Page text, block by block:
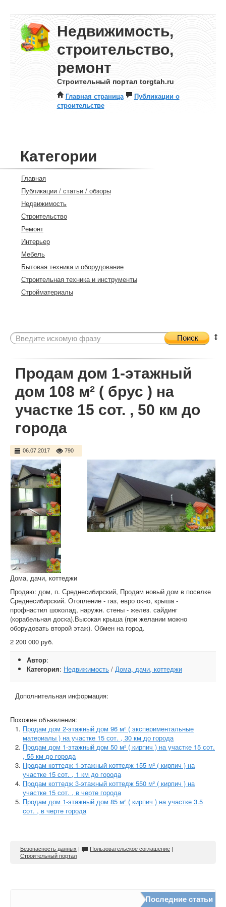
Недвижимость,
строительство,
ремонт
Строительный портал torgtah.ru
Главная страница
Публикации о
строительстве
Категории
Главная
Публикации / статьи / обзоры
Недвижимость
Строительство
Ремонт
Интерьер
Мебель
Бытовая техника и оборудование
Строительная техника и инструменты
Стройматериалы
Поиск
Продам дом 1-этажный
дом 108 м² ( брус ) на
участке 15 сот. , 50 км до
города
06.07.2017 790
Дома, дачи, коттеджи
Продаю: дом, п. Среднесибирский, Продам новый дом в поселке
Среднесибирский. Отопление - газ, евро окно, крыша -
профнастил шоколад, наружн. стены - желез. сайдинг
(корабельная доска).Высокая крыша (при желании можно
оборудовать второй этаж). Обмен на город.
2 200 000 руб.
Автор:
Категория: Недвижимость / Дома, дачи, коттеджи
Дополнительная информация:
Похожие объявления:
Продам дом 2-этажный дом 96 м² ( экспериментальные
материалы ) на участке 15 сот. , 30 км до города
Продам дом 1-этажный дом 50 м² ( кирпич ) на участке 15 сот.
, 55 км до города
Продам коттедж 1-этажный коттедж 155 м² ( кирпич ) на
участке 15 сот. , 1 км до города
Продам коттедж 3-этажный коттедж 550 м² ( кирпич ) на
участке 15 сот. , в черте города
Продам дом 1-этажный дом 85 м² ( кирпич ) на участке 3.5
сот. , в черте города
Безопасность данных | Пользовательское соглашение |
Строительный портал
Последние статьи